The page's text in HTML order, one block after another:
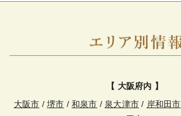
【 大阪府内 】
大阪市 /堺市 /和泉市 / 泉大津市 / 岸和田市